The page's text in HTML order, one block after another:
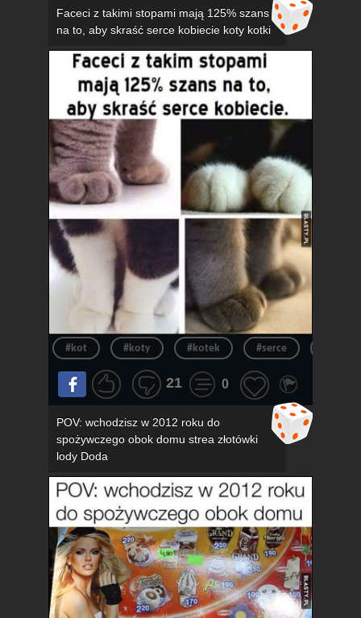
Faceci z takimi stopami mają 125% szans
na to, aby skraść serce kobiecie koty kotki
#kot #koty #kotek #serce
21 0
POV: wchodzisz w 2012 roku do
spożywczego obok domu strea złotówki
lody Doda